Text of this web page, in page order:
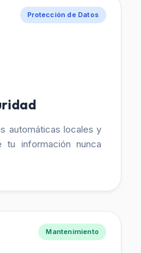
Protección de Datos
automáticas locales y
información nunca
Mantenimiento